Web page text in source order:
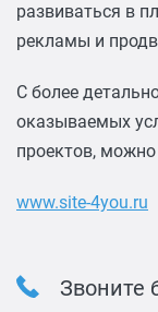
развиваться в
рекламы и
С более
оказываемых
проектов,
www.site-4you.ru
Звоните